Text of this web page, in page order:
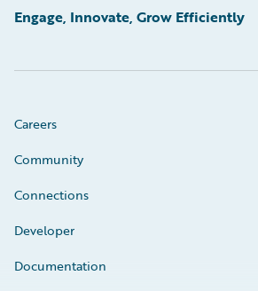
Engage, Innovate, Grow Efficiently
Careers
Community
Connections
Developer
Documentation